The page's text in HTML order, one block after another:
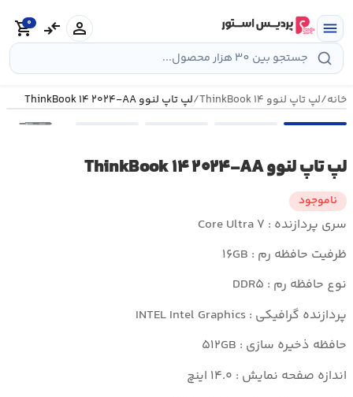
به
محتوا
menu
person
compare_arrows
shopping_cart
0
خانه/لپ تاپ لنوو ThinkBook ۱۴ /لپ تاپ لنوو ThinkBook ۱۴ ۲۰۲۴-AA
•••
لپ تاپ لنوو ThinkBook ۱۴ ۲۰۲۴-AA
ناموجود
سری پردازنده : Core Ultra ۷
ظرفیت حافظه رم : ۱۶GB
نوع حافظه رم : DDR۵
پردازنده گرافیکی : INTEL Intel Graphics
حافظه ذخیره سازی : ۵۱۲GB
اندازه صفحه نمایش : ۱۴.۰ اینچ